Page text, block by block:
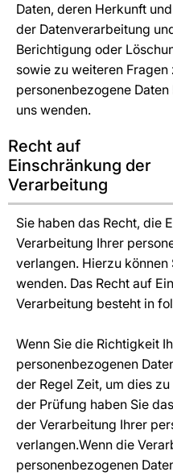
Daten, deren Herkunft
der Datenverarbeitung
Berichtigung oder
sowie zu weiteren Fragen
personenbezogene
uns wenden.
Recht auf
Einschränkung der
Verarbeitung
Sie haben das Recht, die
Verarbeitung Ihrer
verlangen. Hierzu
wenden. Das Recht auf
Verarbeitung besteht in
Wenn Sie die Richtigkeit
personenbezogenen
der Regel Zeit, um dies
der Prüfung haben Sie
der Verarbeitung Ihrer
verlangen.Wenn die
personenbezogenen